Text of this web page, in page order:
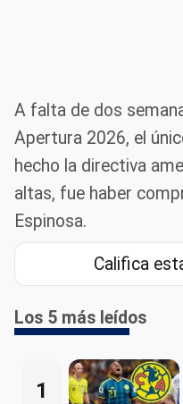
A falta de dos
Apertura 2026, el
hecho la directiva
altas, fue haber
Espinosa.
Califica
Los 5 más leídos
1